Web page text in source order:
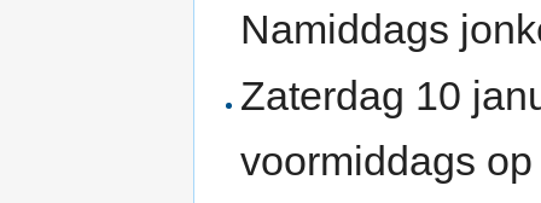
Namiddags
Zaterdag 10
voormiddags op